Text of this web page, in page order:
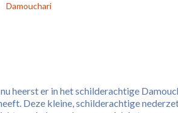
Damouchari
heerst er in het schilderachtige
Deze kleine, schilderachtige